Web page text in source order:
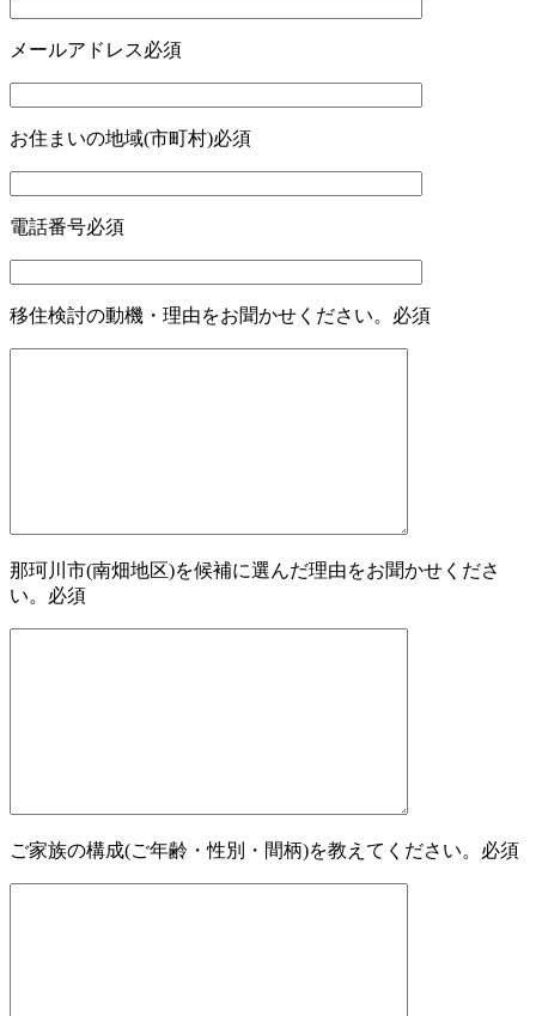
メールアドレス必須
お住まいの地域(市町村)必須
電話番号必須
移住検討の動機・理由をお聞かせください。 必須
那珂川市(南畑地区)を候補に選んだ理由をお聞かせくださ
い。 必須
ご家族の構成(ご年齢・性別・間柄)を教えてください。 必須